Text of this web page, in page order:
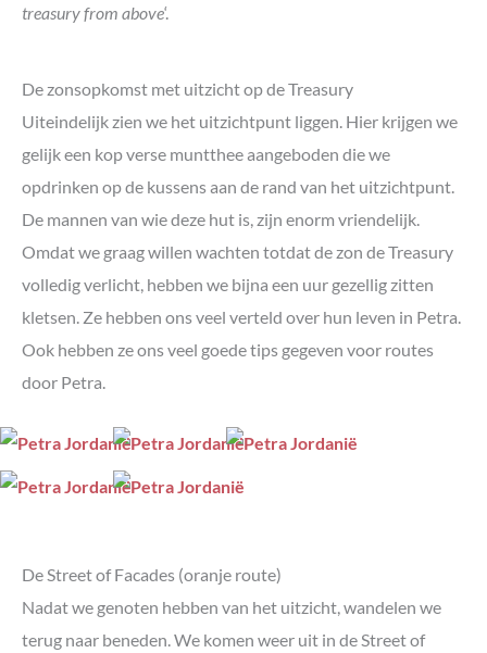
treasury from above‘.
De zonsopkomst met uitzicht op de Treasury
Uiteindelijk zien we het uitzichtpunt liggen. Hier krijgen we
gelijk een kop verse muntthee aangeboden die we
opdrinken op de kussens aan de rand van het uitzichtpunt.
De mannen van wie deze hut is, zijn enorm vriendelijk.
Omdat we graag willen wachten totdat de zon de Treasury
volledig verlicht, hebben we bijna een uur gezellig zitten
kletsen. Ze hebben ons veel verteld over hun leven in Petra.
Ook hebben ze ons veel goede tips gegeven voor routes
door Petra.
De Street of Facades (oranje route)
Nadat we genoten hebben van het uitzicht, wandelen we
terug naar beneden. We komen weer uit in de Street of